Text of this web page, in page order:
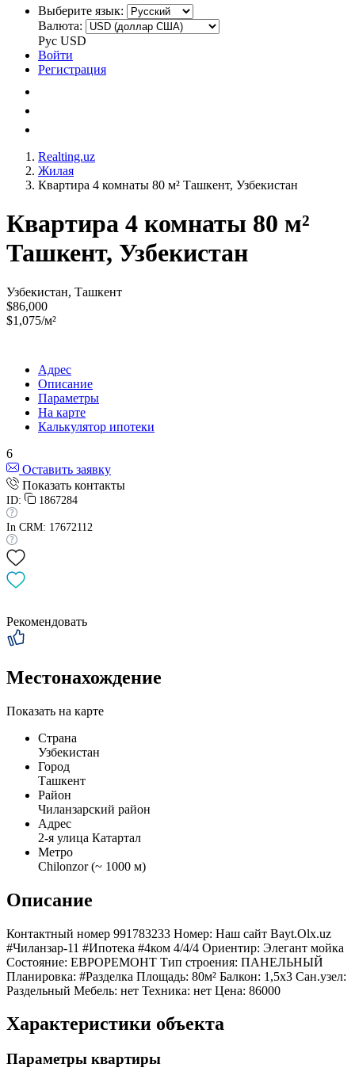
Выберите язык:
Валюта:
Рус USD
Войти
Регистрация
Realting.uz
Жилая
Квартира 4 комнаты 80 м² Ташкент, Узбекистан
Квартира 4 комнаты 80 м²
Ташкент, Узбекистан
Узбекистан, Ташкент
$86,000
$1,075/м²
Адрес
Описание
Параметры
На карте
Калькулятор ипотеки
6
Оставить заявку
Показать контакты
ID: 1867284
In CRM: 17672112
Рекомендовать
Местонахождение
Показать на карте
Страна
Узбекистан
Город
Ташкент
Район
Чиланзарский район
Адрес
2-я улица Катартал
Метро
Chilonzor (~ 1000 м)
Описание
Контактный номер 991783233 Номер: Наш сайт Bayt.Olx.uz
#Чиланзар-11 #Ипотека #4ком 4/4/4 Ориентир: Элегант мойка
Состояние: ЕВРОРЕМОНТ Тип строения: ПАНЕЛЬНЫЙ
Планировка: #Разделка Площадь: 80м² Балкон: 1,5х3 Сан.узел:
Раздельный Мебель: нет Техника: нет Цена: 86000
Характеристики объекта
Параметры квартиры